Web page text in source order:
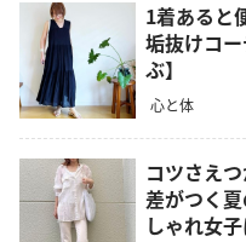
1着あると
垢抜けコ
ぶ】
心と体
コツさえ
差がつく
しゃれ女子